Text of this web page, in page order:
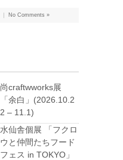
No Comments »
尚craftwworks展
「余白」(2026.10.2
2 – 11.1)
水仙舎個展 「フクロ
ウと仲間たちフード
フェス in TOKYO」